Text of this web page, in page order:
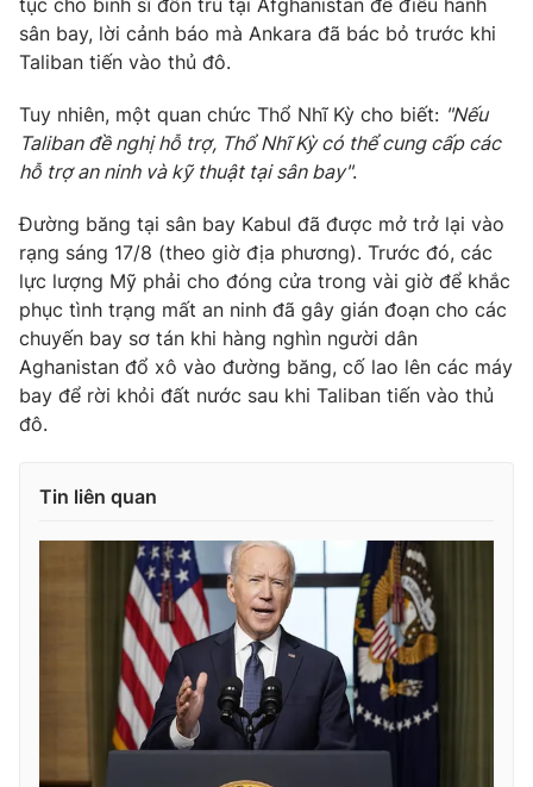
Ðiện thoại Thời báo VTV:024.66 897 897
Email:toasoan@vtv.vn
® Cấm sao chép dưới mọi hình thức nếu không có sự chấp
thuận bằng văn bản. Ghi rõ nguồn VTV.vn khi phát hành lại
tục cho binh sĩ đồn trú tại Afghanistan để điều hành
sân bay, lời cảnh báo mà Ankara đã bác bỏ trước khi
Taliban tiến vào thủ đô.
Tuy nhiên, một quan chức Thổ Nhĩ Kỳ cho biết: "Nếu
Taliban đề nghị hỗ trợ, Thổ Nhĩ Kỳ có thể cung cấp các
hỗ trợ an ninh và kỹ thuật tại sân bay".
Đường băng tại sân bay Kabul đã được mở trở lại vào
rạng sáng 17/8 (theo giờ địa phương). Trước đó, các
lực lượng Mỹ phải cho đóng cửa trong vài giờ để khắc
phục tình trạng mất an ninh đã gây gián đoạn cho các
chuyến bay sơ tán khi hàng nghìn người dân
Aghanistan đổ xô vào đường băng, cố lao lên các máy
bay để rời khỏi đất nước sau khi Taliban tiến vào thủ
đô.
Tin liên quan